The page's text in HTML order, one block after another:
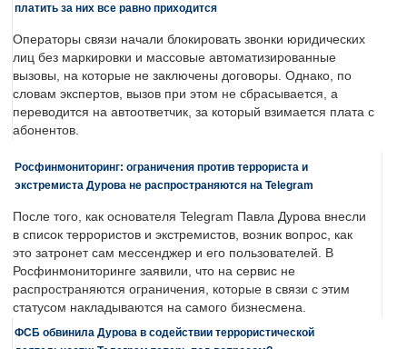
платить за них все равно приходится
Операторы связи начали блокировать звонки юридических
лиц без маркировки и массовые автоматизированные
вызовы, на которые не заключены договоры. Однако, по
словам экспертов, вызов при этом не сбрасывается, а
переводится на автоответчик, за который взимается плата с
абонентов.
Росфинмониторинг: ограничения против террориста и
экстремиста Дурова не распространяются на Telegram
После того, как основателя Telegram Павла Дурова внесли
в список террористов и экстремистов, возник вопрос, как
это затронет сам мессенджер и его пользователей. В
Росфинмониторинге заявили, что на сервис не
распространяются ограничения, которые в связи с этим
статусом накладываются на самого бизнесмена.
ФСБ обвинила Дурова в содействии террористической